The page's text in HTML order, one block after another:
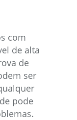
com
de alta
de
ser
pode